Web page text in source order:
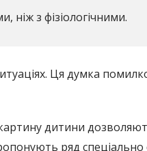
ніж з фізіологічними.
Ця думка
дитини
ряд